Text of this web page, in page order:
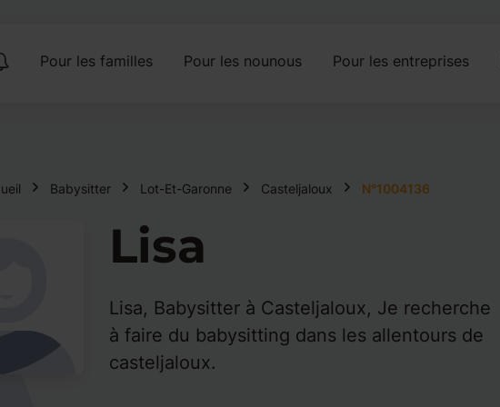
Pour les familles Pour les nounous Pour les entreprises
Babysitter Lot-Et-Garonne Casteljaloux N°1004136
Lisa
Lisa, Babysitter à Casteljaloux, Je recherche
à faire du babysitting dans les allentours de
casteljaloux.